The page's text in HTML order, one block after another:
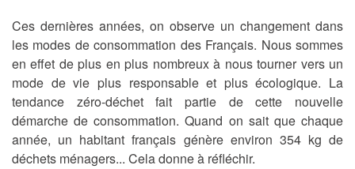
Ces dernières années, on observe un changement dans
les modes de consommation des Français. Nous sommes
en effet de plus en plus nombreux à nous tourner vers un
mode de vie plus responsable et plus écologique. La
tendance zéro-déchet fait partie de cette nouvelle
démarche de consommation. Quand on sait que chaque
année, un habitant français génère environ 354 kg de
déchets ménagers... Cela donne à réfléchir.